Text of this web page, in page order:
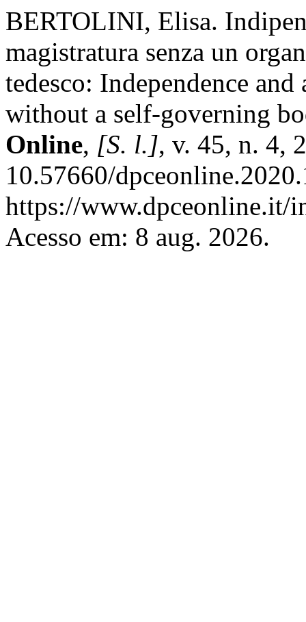
BERTOLINI, Elisa.
magistratura senza un
tedesco: Independence
without a self-governing
Online, [S. l.], v. 45, n. 4,
10.57660/
https://www.dpceonline.it/
Acesso em: 8 aug. 2026.